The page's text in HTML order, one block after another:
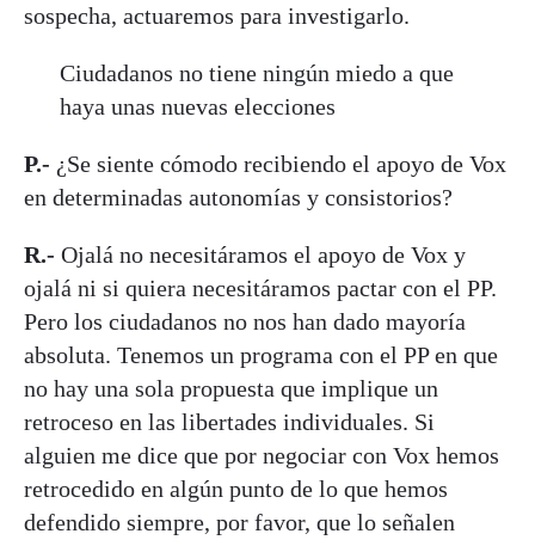
sospecha, actuaremos para investigarlo.
Ciudadanos no tiene ningún miedo a que
haya unas nuevas elecciones
P.- ¿Se siente cómodo recibiendo el apoyo de Vox
en determinadas autonomías y consistorios?
R.- Ojalá no necesitáramos el apoyo de Vox y
ojalá ni si quiera necesitáramos pactar con el PP.
Pero los ciudadanos no nos han dado mayoría
absoluta. Tenemos un programa con el PP en que
no hay una sola propuesta que implique un
retroceso en las libertades individuales. Si
alguien me dice que por negociar con Vox hemos
retrocedido en algún punto de lo que hemos
defendido siempre, por favor, que lo señalen